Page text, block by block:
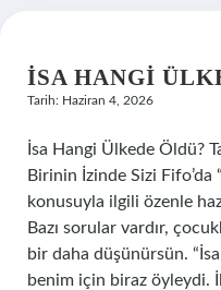
İSA HANGI
Tarih: Haziran 4, 2026
İsa Hangi Ülkede Öldü?
Birinin İzinde Sizi Fifo’da
konusuyla ilgili özenle
Bazı sorular vardır,
bir daha düşünürsün.
benim için biraz öyleydi.